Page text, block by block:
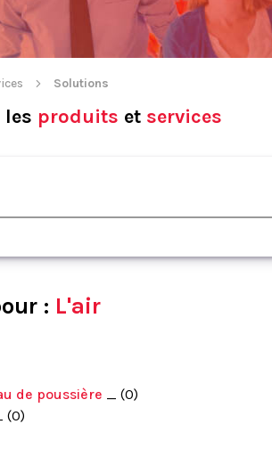
Solutions
les produits et services
: L'air
de poussière _ (0)
(0)